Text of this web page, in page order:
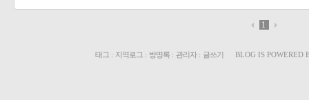
1
태그 : 지역로그 : 방명록 : 관리자: 글쓰기 BLOG IS POWERED